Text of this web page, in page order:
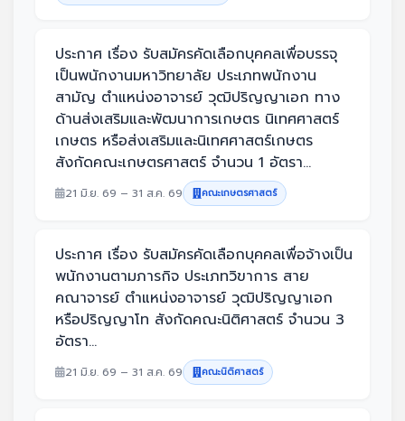
ประกาศ เรื่อง รับสมัครคัดเลือกบุคคลเพื่อบรรจุ
เป็นพนักงานมหาวิทยาลัย ประเภทพนักงาน
สามัญ ตำแหน่งอาจารย์ วุฒิปริญญาเอก ทาง
ด้านส่งเสริมและพัฒนาการเกษตร นิเทศศาสตร์
เกษตร หรือส่งเสริมและนิเทศศาสตร์เกษตร
สังกัดคณะเกษตรศาสตร์ จำนวน 1 อัตรา...
21 มิ.ย. 69 – 31 ส.ค. 69 คณะเกษตรศาสตร์
ประกาศ เรื่อง รับสมัครคัดเลือกบุคคลเพื่อจ้างเป็น
พนักงานตามภารกิจ ประเภทวิขาการ สาย
คณาจารย์ ตำแหน่งอาจารย์ วุฒิปริญญาเอก
หรือปริญญาโท สังกัดคณะนิติศาสตร์ จำนวน 3
อัตรา...
21 มิ.ย. 69 – 31 ส.ค. 69 คณะนิติศาสตร์